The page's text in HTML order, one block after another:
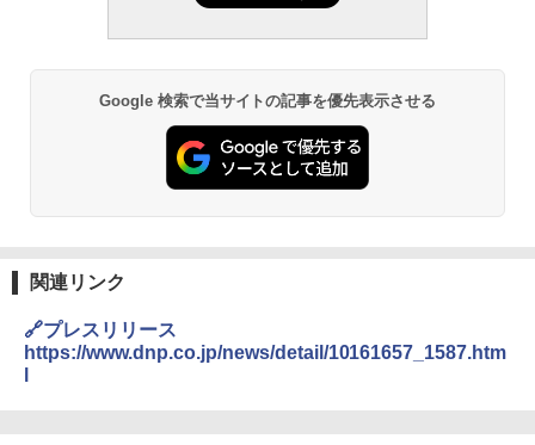
Google 検索で当サイトの記事を優先表示させる
関連リンク
🔗プレスリリース
https://www.dnp.co.jp/news/detail/10161657_1587.htm